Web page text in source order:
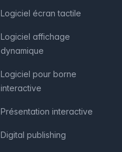
Logiciel écran tactile
Logiciel affichage
dynamique
Logiciel pour borne
interactive
Présentation interactive
Digital publishing